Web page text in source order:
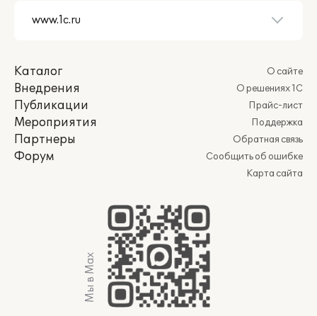
Каталог
Внедрения
Публикации
Мероприятия
Партнеры
Форум
О сайте
О решениях 1С
Прайс-лист
Поддержка
Обратная связь
Сообщить об ошибке
Карта сайта
Мы в Max